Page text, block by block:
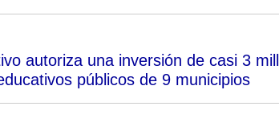
autoriza una inversión de casi 3
públicos de 9 municipios